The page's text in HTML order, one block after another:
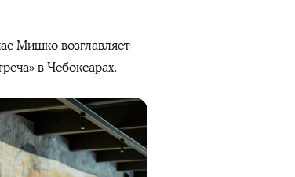
Мишко возглавляет
в Чебоксарах.